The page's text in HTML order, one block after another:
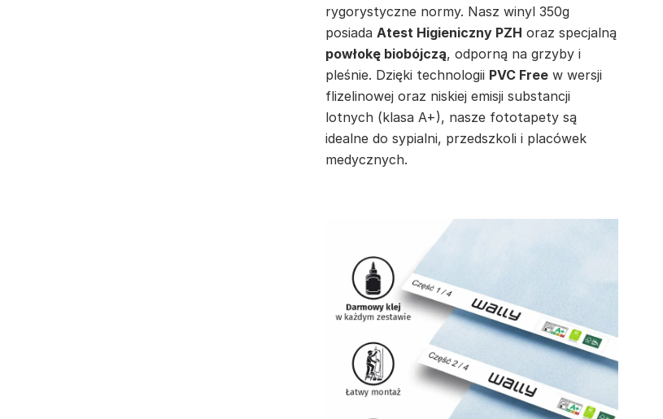
rygorystyczne normy. Nasz winyl 350g
posiada Atest Higieniczny PZH oraz specjalną
powłokę biobójczą, odporną na grzyby i
pleśnie. Dzięki technologii PVC Free w wersji
flizelinowej oraz niskiej emisji substancji
lotnych (klasa A+), nasze fototapety są
idealne do sypialni, przedszkoli i placówek
medycznych.